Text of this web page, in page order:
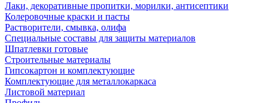
Лаки, декоративные пропитки, морилки, антисептики
Колеровочные краски и пасты
Растворители, смывка, олифа
Специальные составы для защиты материалов
Шпатлевки готовые
Строительные материалы
Гипсокартон и комплектующие
Комплектующие для металлокаркаса
Листовой материал